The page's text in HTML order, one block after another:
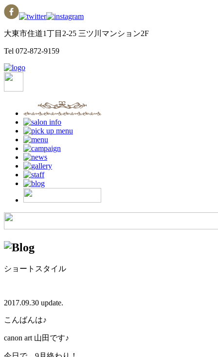
大東市住道1丁目2-25 三ツ川マンション2F
Tel 072-872-9159
ショートスタイル
2017.09.30 update.
こんばんは♪
canon art 山田です♪